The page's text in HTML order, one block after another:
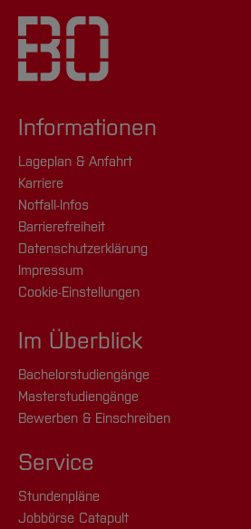
Informationen
Lageplan & Anfahrt
Karriere
Notfall-Infos
Barrierefreiheit
Datenschutzerklärung
Impressum
Cookie-Einstellungen
Im Überblick
Bachelorstudiengänge
Masterstudiengänge
Bewerben & Einschreiben
Service
Stundenpläne
Jobbörse Catapult